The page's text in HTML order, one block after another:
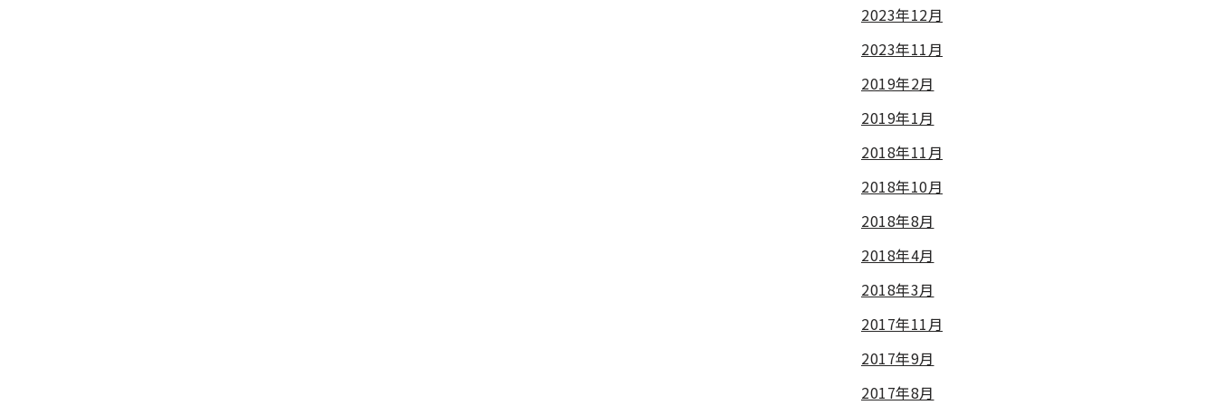
2023年12月
2023年11月
2019年2月
2019年1月
2018年11月
2018年10月
2018年8月
2018年4月
2018年3月
2017年11月
2017年9月
2017年8月